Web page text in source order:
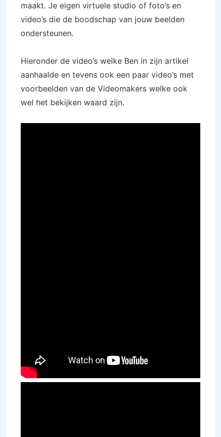
maakt. Je eigen virtuele studio of foto’s en
video’s die de boodschap van jouw beelden
ondersteunen.
Hieronder de video’s welke Ben in zijn artikel
aanhaalde en tevens ook een paar video’s met
voorbeelden van de Videomakers welke ook
wel het bekijken waard zijn.